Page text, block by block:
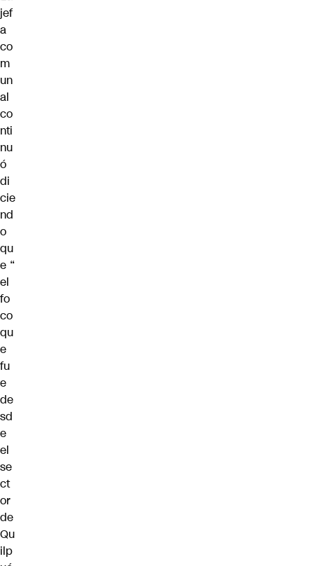
jef
a
co
m
un
al
co
nti
nu
ó
di
cie
nd
o
qu
e “
el
fo
co
qu
e
fu
e
de
sd
e
el
se
ct
or
de
Qu
ilp